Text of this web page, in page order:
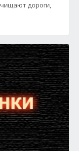
дороги,